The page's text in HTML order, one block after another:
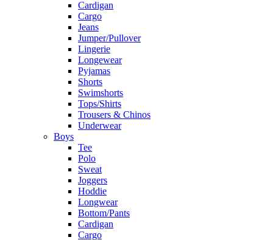
Cardigan
Cargo
Jeans
Jumper/Pullover
Lingerie
Longewear
Pyjamas
Shorts
Swimshorts
Tops/Shirts
Trousers & Chinos
Underwear
Boys
Tee
Polo
Sweat
Joggers
Hoddie
Longwear
Bottom/Pants
Cardigan
Cargo